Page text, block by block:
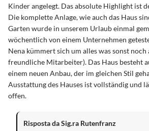
Kinder angelegt. Das absolute Highlight ist
Die komplette Anlage, wie auch das Haus
Garten wurde in unserem Urlaub einmal
wöchentlich von einem Unternehmen
Nena kümmert sich um alles was sonst
freundliche Mitarbeiter). Das Haus besteht
einem neuen Anbau, der im gleichen Stil
Ausstattung des Hauses ist vollständig und
offen.
Risposta da Sig.ra Rutenfranz